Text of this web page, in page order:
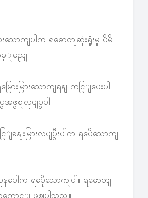
သောကျပါက ရဓောတျဆုံးရှုံးမှု ပိုမို
မ့ျမညျ။
ားမြားသောကျရနျ ကငြ့ျပေးပါ။
ဖွဈလုပျပွပါ။
ခနျးမြားလုပျပွီးပါက ရပေိုသောကျ
နပေါက ရပေိုသောကျပါ။ ရဓောတျ